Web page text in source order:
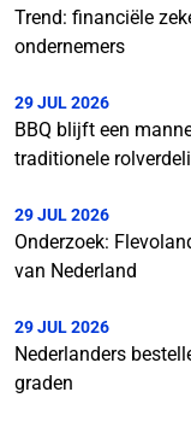
Trend: financiële
ondernemers
29 JUL 2026
BBQ blijft een
traditionele
29 JUL 2026
Onderzoek:
van Nederland
29 JUL 2026
Nederlanders
graden